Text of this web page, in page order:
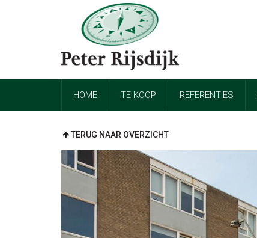
HOME TE KOOP REFERENTIES
TERUG NAAR OVERZICHT